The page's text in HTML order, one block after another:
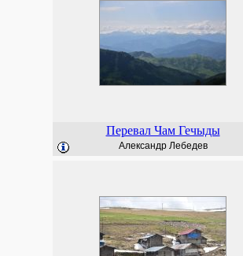
Перевал Чам Гечыды
Александр Лебедев